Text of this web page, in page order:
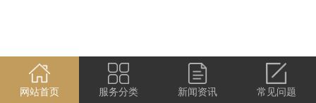
网站首页 服务分类 新闻资讯 常见问题